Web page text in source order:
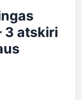
3 atskiri